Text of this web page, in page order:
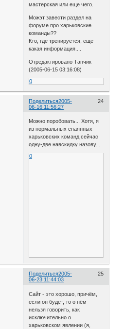
мастерская или еще чего.
Можэт завести раздел на
форуме про харьковские
команды??
Кто, где тренируется, еще
какая информация....
Отредактировано Танчик
(2005-06-15 03:16:08)
0
Поделиться 24
2005-
06-16 11:56:27
Можно поробовать... Хотя, я
из нормальных спаянных
харьковских команд сейчас
одну-две навскидку назову...
0
Поделиться 25
2005-
06-23 11:44:03
Сайт - это хорошо, причём,
если он будет, то о нём
нельзя говорить, как
исключительно о
харьковском явлении (я,